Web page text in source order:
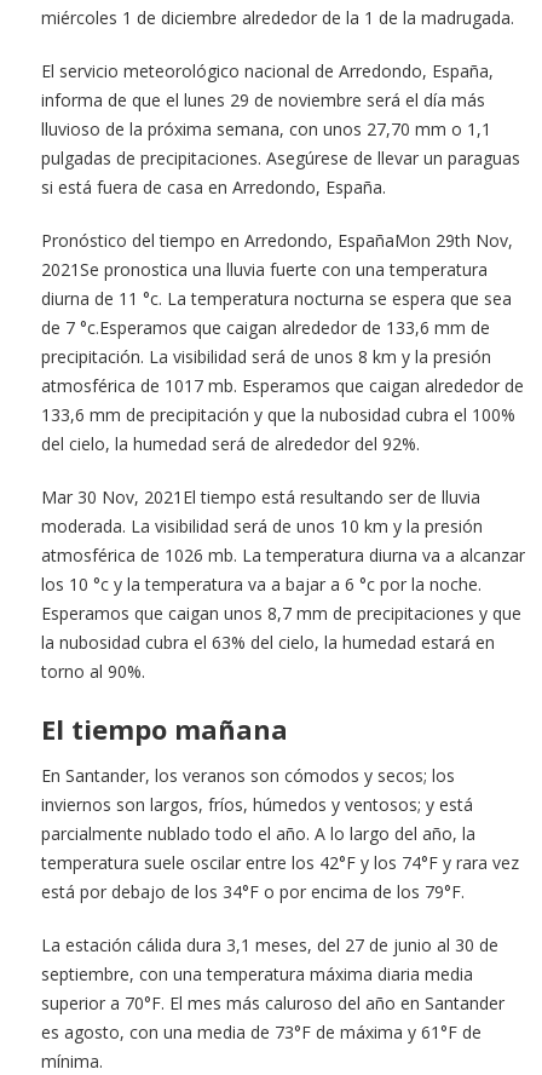
miércoles 1 de diciembre alrededor de la 1 de la madrugada.
El servicio meteorológico nacional de Arredondo, España,
informa de que el lunes 29 de noviembre será el día más
lluvioso de la próxima semana, con unos 27,70 mm o 1,1
pulgadas de precipitaciones. Asegúrese de llevar un paraguas
si está fuera de casa en Arredondo, España.
Pronóstico del tiempo en Arredondo, EspañaMon 29th Nov,
2021Se pronostica una lluvia fuerte con una temperatura
diurna de 11 °c. La temperatura nocturna se espera que sea
de 7 °c.Esperamos que caigan alrededor de 133,6 mm de
precipitación. La visibilidad será de unos 8 km y la presión
atmosférica de 1017 mb. Esperamos que caigan alrededor de
133,6 mm de precipitación y que la nubosidad cubra el 100%
del cielo, la humedad será de alrededor del 92%.
Mar 30 Nov, 2021El tiempo está resultando ser de lluvia
moderada. La visibilidad será de unos 10 km y la presión
atmosférica de 1026 mb. La temperatura diurna va a alcanzar
los 10 °c y la temperatura va a bajar a 6 °c por la noche.
Esperamos que caigan unos 8,7 mm de precipitaciones y que
la nubosidad cubra el 63% del cielo, la humedad estará en
torno al 90%.
El tiempo mañana
En Santander, los veranos son cómodos y secos; los
inviernos son largos, fríos, húmedos y ventosos; y está
parcialmente nublado todo el año. A lo largo del año, la
temperatura suele oscilar entre los 42°F y los 74°F y rara vez
está por debajo de los 34°F o por encima de los 79°F.
La estación cálida dura 3,1 meses, del 27 de junio al 30 de
septiembre, con una temperatura máxima diaria media
superior a 70°F. El mes más caluroso del año en Santander
es agosto, con una media de 73°F de máxima y 61°F de
mínima.